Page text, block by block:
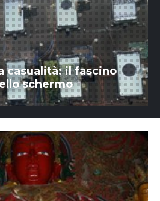
casualità: il fascino
schermo